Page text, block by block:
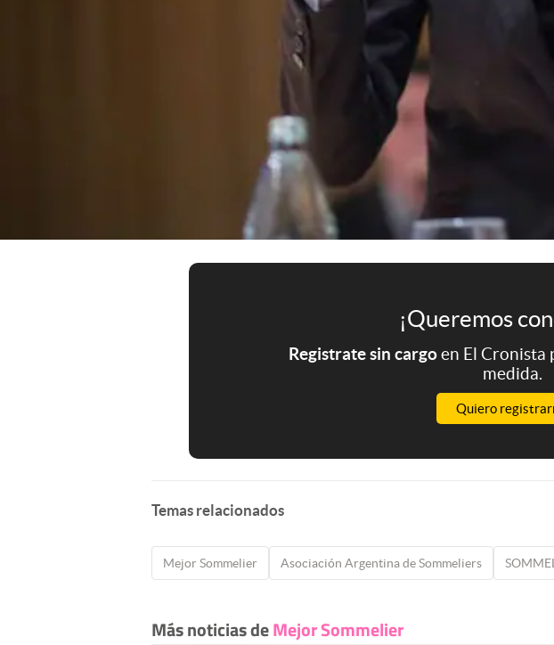
¡Queremos
Registrate sin cargoen El Cronista
medida.
Quiero
Temas relacionados
Mejor Sommelier Asociación Argentina de Sommeliers
Más noticias deMejor Sommelier